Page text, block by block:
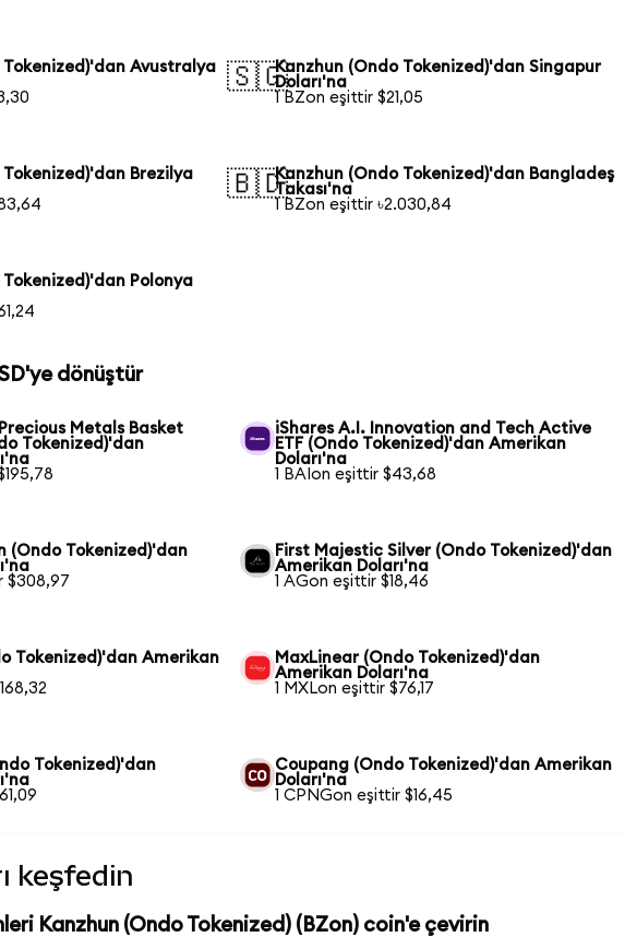
Tokenized)'dan Avustralya
🇸🇬Kanzhun (Ondo Tokenized)'dan Singapur
Doları'na
1 BZon eşittir $21,05
Brezilya
🇧🇩Kanzhun (Ondo Tokenized)'dan Bangladeş
Takası'na
1 BZon eşittir ৳2.030,84
Tokenized)'dan Polonya
dönüştür
Metals Basket
Tokenized)'dan
iShares A.I. Innovation and Tech Active
ETF (Ondo Tokenized)'dan Amerikan
Doları'na
1 BAIon eşittir $43,68
(Ondo Tokenized)'dan
$308,97
First Majestic Silver (Ondo Tokenized)'dan
Amerikan Doları'na
1 AGon eşittir $18,46
Tokenized)'dan Amerikan
MaxLinear (Ondo Tokenized)'dan
Amerikan Doları'na
1 MXLon eşittir $76,17
Tokenized)'dan
Coupang (Ondo Tokenized)'dan Amerikan
Doları'na
1 CPNGon eşittir $16,45
keşfedin
Kanzhun (Ondo Tokenized) (BZon) coin'e çevirin